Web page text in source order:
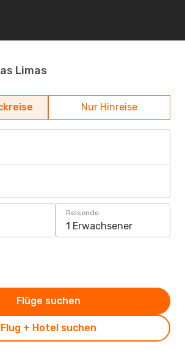
Limas
Nur Hinreise
Reisende
1 Erwachsener
Flug + Hotel suchen
Flüge suchen